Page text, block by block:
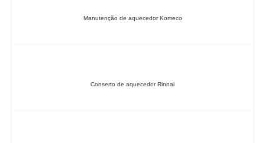
Manutenção de aquecedor Komeco
Conserto de aquecedor Rinnai